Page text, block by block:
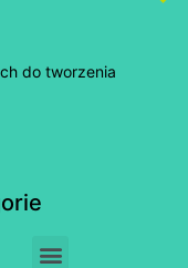
do tworzenia